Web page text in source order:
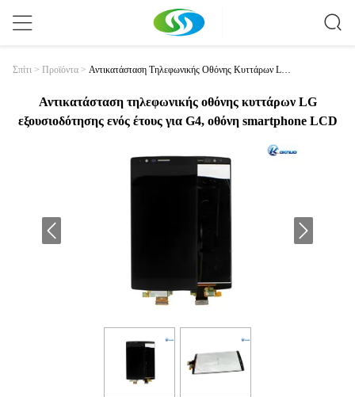
Σπίτι > Προϊόντα > Αντικατάσταση Τηλεφωνικής Οθόνης Κυττάρων LG
Αντικατάσταση τηλεφωνικής οθόνης κυττάρων LG
εξουσιοδότησης ενός έτους για G4, οθόνη smartphone LCD